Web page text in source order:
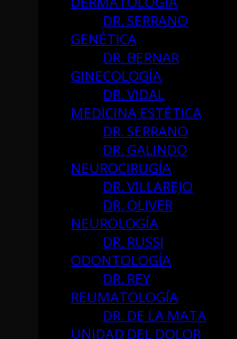
DR. SERRANO
GENÉTICA
DR. BERNAR
GINECOLOGÍA
DR. VIDAL
MEDICINA ESTÉTICA
DR. SERRANO
DR. GALINDO
NEUROCIRUGÍA
DR. VILLAREJO
DR. OLIVER
NEUROLOGÍA
DR. RUSSI
ODONTOLOGÍA
DR. REY
REUMATOLOGÍA
DR. DE LA MATA
UNIDAD DEL DOLOR